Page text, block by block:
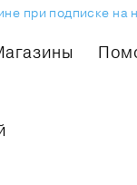
подписке на